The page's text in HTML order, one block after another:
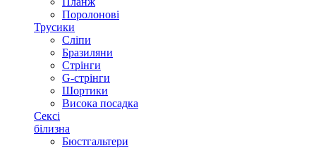
Поролонові
Трусики
Сліпи
Бразиляни
Стрінги
G-стрінги
Шортики
Висока посадка
Сексі
білизна
Бюстгальтери